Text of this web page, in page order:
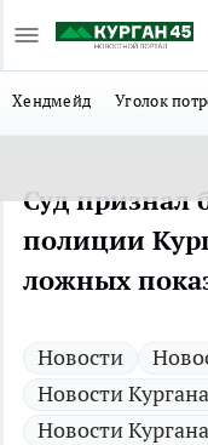
Хендмейд Уголок
Суд признал
полиции
ложных
Новости
Новости
Новости